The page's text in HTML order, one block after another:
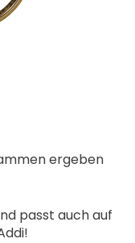
ergeben
passt auch auf